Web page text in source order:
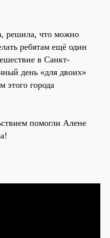
решила, что можно
ребятам ещё один
в Санкт-
день «для двоих»
этого города
помогли Алене